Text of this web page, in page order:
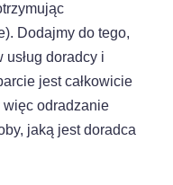
Dodajmy do tego,
doradcy i
jest całkowicie
więc odradzanie
jaką jest doradca